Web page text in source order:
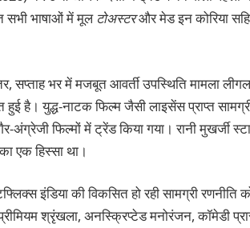
सभी भाषाओं में मूल टोअस्टरऔर मेड इन कोरिया
सप्ताह भर में मजबूत आवर्ती उपस्थिति मामला
हुई है। युद्ध-नाटक फिल्म जैसी लाइसेंस प्राप्त
अंग्रेजी फिल्मों में ट्रेंड किया गया। रानी मुखर्जी
एक हिस्सा था।
इंडिया की विकसित हो रही सामग्री रणनीति
श्रृंखला, अनस्क्रिप्टेड मनोरंजन, कॉमेडी